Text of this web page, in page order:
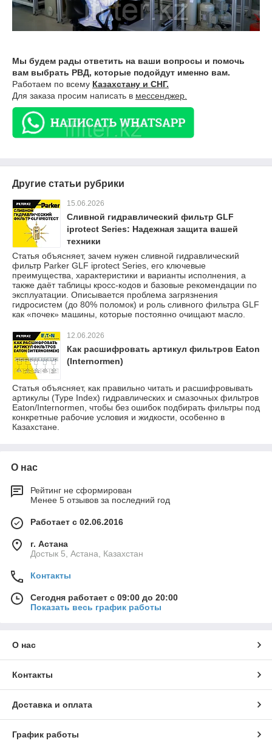
Мы будем рады ответить на ваши вопросы и помочь
вам выбрать РВД, которые подойдут именно вам.
Работаем по всему Казахстану и СНГ.
Для заказа просим написать в мессенджер.
Другие статьи рубрики
15.06.2026
Сливной гидравлический фильтр GLF
iprotect Series: Надежная защита вашей
техники
Статья объясняет, зачем нужен сливной гидравлический
фильтр Parker GLF iprotect Series, его ключевые
преимущества, характеристики и варианты исполнения, а
также даёт таблицы кросс-кодов и базовые рекомендации по
эксплуатации. Описывается проблема загрязнения
гидросистем (до 80% поломок) и роль сливного фильтра GLF
как «почек» машины, которые постоянно очищают масло.
12.06.2026
Как расшифровать артикул фильтров Eaton
(Internormen)
Статья объясняет, как правильно читать и расшифровывать
артикулы (Type Index) гидравлических и смазочных фильтров
Eaton/Internormen, чтобы без ошибок подбирать фильтры под
конкретные рабочие условия и жидкости, особенно в
Казахстане.
О нас
Рейтинг не сформирован
Менее 5 отзывов за последний год
Работает с 02.06.2016
г. Астана
Достык 5, Астана, Казахстан
Контакты
Сегодня работает с 09:00 до 20:00
Показать весь график работы
О нас
Контакты
Доставка и оплата
График работы